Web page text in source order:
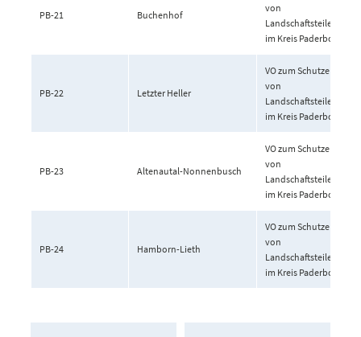
PB-21 Buchenhof
von
Landschaftsteilen
im Kreis Paderborn
PB-22 Letzter Heller
VO zum Schutze
von
Landschaftsteilen
im Kreis Paderborn
PB-23 Altenautal-Nonnenbusch
VO zum Schutze
von
Landschaftsteilen
im Kreis Paderborn
PB-24 Hamborn-Lieth
VO zum Schutze
von
Landschaftsteilen
im Kreis Paderborn